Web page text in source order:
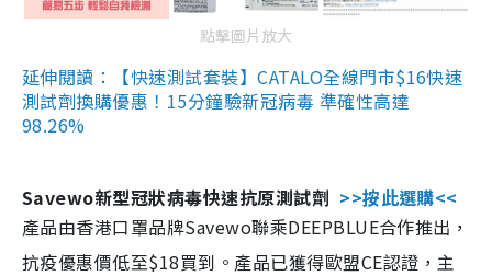
點擊圖片放大
延伸閱讀：【快速測試套裝】CATALO全線門市$16快速
測試劑換購優惠！15分鐘驗新冠病毒 準確性高達
98.26%
Savewo新型冠狀病毒快速抗原測試劑 >>按此選購<<
產品由香港口罩品牌Savewo聯乘DEEPBLUE合作推出，
抗疫優惠價低至$18買到。產品已獲得歐盟CE認證，主